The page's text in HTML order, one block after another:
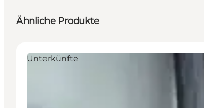
Ähnliche Produkte
Unterkünfte